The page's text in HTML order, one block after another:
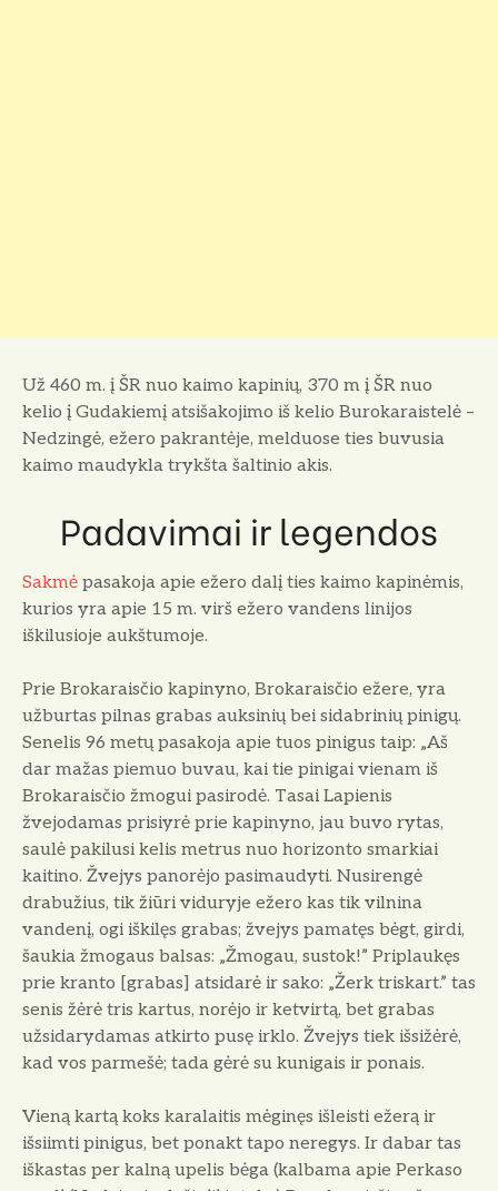
Už 460 m. į ŠR nuo kaimo kapinių, 370 m į ŠR nuo
kelio į Gudakiemį atsišakojimo iš kelio Burokaraistelė –
Nedzingė, ežero pakrantėje, melduose ties buvusia
kaimo maudykla trykšta šaltinio akis.
Padavimai ir legendos
Sakmė pasakoja apie ežero dalį ties kaimo kapinėmis,
kurios yra apie 15 m. virš ežero vandens linijos
iškilusioje aukštumoje.
Prie Brokaraisčio kapinyno, Brokaraisčio ežere, yra
užburtas pilnas grabas auksinių bei sidabrinių pinigų.
Senelis 96 metų pasakoja apie tuos pinigus taip: „Aš
dar mažas piemuo buvau, kai tie pinigai vienam iš
Brokaraisčio žmogui pasirodė. Tasai Lapienis
žvejodamas prisiyrė prie kapinyno, jau buvo rytas,
saulė pakilusi kelis metrus nuo horizonto smarkiai
kaitino. Žvejys panorėjo pasimaudyti. Nusirengė
drabužius, tik žiūri viduryje ežero kas tik vilnina
vandenį, ogi iškilęs grabas; žvejys pamatęs bėgt, girdi,
šaukia žmogaus balsas: „Žmogau, sustok!” Priplaukęs
prie kranto [grabas] atsidarė ir sako: „Žerk triskart.” tas
senis žėrė tris kartus, norėjo ir ketvirtą, bet grabas
užsidarydamas atkirto pusę irklo. Žvejys tiek išsižėrė,
kad vos parmešė; tada gėrė su kunigais ir ponais.
Vieną kartą koks karalaitis mėginęs išleisti ežerą ir
išsiimti pinigus, bet ponakt tapo neregys. Ir dabar tas
iškastas per kalną upelis bėga (kalbama apie Perkaso